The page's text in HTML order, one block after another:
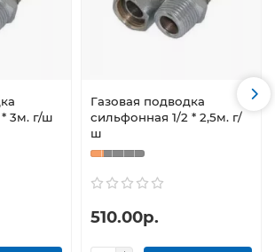
3м. г/ш
Газовая подводка
сильфонная 1/2 * 2,5м. г/
ш
510.00р.